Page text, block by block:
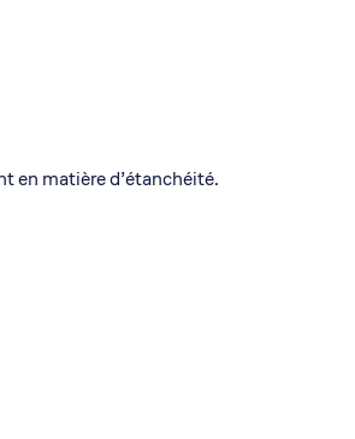
04 68 52 88 15 – Fax. 04 68 63
en matière d’étanchéité.